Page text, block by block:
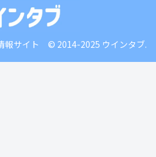
報サイト © 2014-2025 ウインタブ.